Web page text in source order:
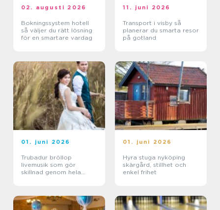
02. augusti 2026
Bokningssystem hotell
så väljer du rätt lösning
för en smartare vardag
11. juni 2026
Transport i visby så
planerar du smarta resor
på gotland
01. juni 2026
Trubadur bröllop
livemusik som gör
skillnad genom hela
01. juni 2026
Hyra stuga nyköping
skärgård, stillhet och
enkel frihet